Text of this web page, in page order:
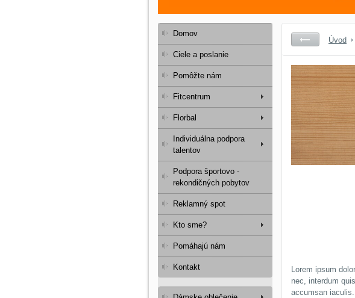
Úvod
Lorem ipsum
nec, interdum
accumsan
Domov
Ciele a poslanie
Pomôžte nám
Fitcentrum
Florbal
Individuálna podpora
talentov
Podpora športovo -
rekondičných pobytov
Reklamný spot
Kto sme?
Pomáhajú nám
Kontakt